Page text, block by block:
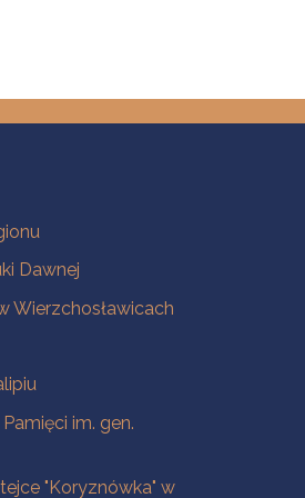
Dawnej
Wierzchosławicach
im. gen.
"Koryznówka" w